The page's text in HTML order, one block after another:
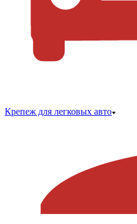
Крепеж для легковых авто